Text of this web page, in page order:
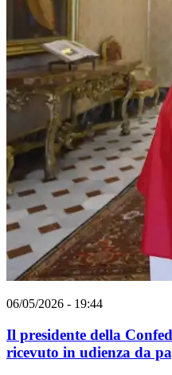
06/05/2026 - 19:44
Il presidente della
ricevuto in udienza da